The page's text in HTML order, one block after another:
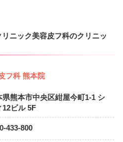
ニック美容皮フ科のクリニッ
フ科 熊本院
県熊本市中央区紺屋今町1-1 シ
12ビル 5F
433-800